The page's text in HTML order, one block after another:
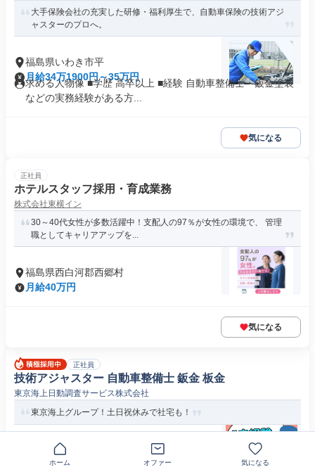
大手保険会社の充実した研修・福利厚生で、自動車保険の技術アジ
ャスターのプロへ。
福島県いわき市平
月給34万1900円～35万円
求める人物像 ■学歴 高卒以上 ■経験 自動車整備士・鈑金塗装
などの実務経験がある方...
気になる
正社員
ホテルスタッフ採用・育成業務
株式会社東横イン
30～40代女性が多数活躍中！支配人の97％が女性の環境で、 管理
職としてキャリアアップを...
福島県西白河郡西郷村
月給40万円
気になる
正社員
技術アジャスター 自動車整備士 鈑金 板金
東京海上日動調査サービス株式会社
東京海上グループ！土日祝休みで社宅も！
〒963-8017福島県郡山市長者
月給31万9040円～34万2450円
ホーム オファー 気になる